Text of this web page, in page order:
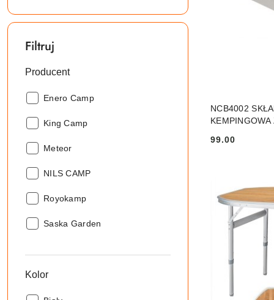
Filtruj
Producent
Producent:
Enero Camp
Producent:
King Camp
Producent:
Meteor
Producent:
NILS CAMP
Producent:
Royokamp
Producent:
Saska Garden
Kolor
NCB4002
Cena:
99.00